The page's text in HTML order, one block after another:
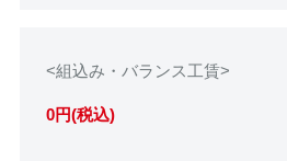
<組込み・バランス工賃>
0円(税込)